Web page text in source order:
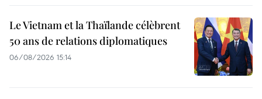
Le Vietnam et la Thaïlande célèbrent
50 ans de relations diplomatiques
06/08/2026 15:14